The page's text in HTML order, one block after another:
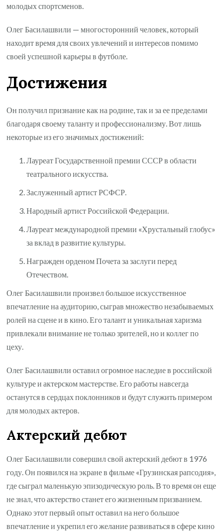
молодых спортсменов.
Олег Басилашвили — многосторонний человек, который
находит время для своих увлечений и интересов помимо
своей успешной карьеры в футболе.
Достижения
Он получил признание как на родине, так и за ее пределами
благодаря своему таланту и профессионализму. Вот лишь
некоторые из его значимых достижений:
Лауреат Государственной премии СССР в области
театрального искусства.
Заслуженный артист РСФСР.
Народный артист Российской Федерации.
Лауреат международной премии «Хрустальный глобус»
за вклад в развитие культуры.
Награжден орденом Почета за заслуги перед
Отечеством.
Олег Басилашвили произвел большое искусственное
впечатление на аудиторию, сыграв множество незабываемых
ролей на сцене и в кино. Его талант и уникальная харизма
привлекали внимание не только зрителей, но и коллег по
цеху.
Олег Басилашвили оставил огромное наследие в российской
культуре и актерском мастерстве. Его работы навсегда
останутся в сердцах поклонников и будут служить примером
для молодых актеров.
Актерский дебют
Олег Басилашвили совершил свой актерский дебют в 1976
году. Он появился на экране в фильме «Грузинская рапсодия»,
где сыграл маленькую эпизодическую роль. В то время он еще
не знал, что актерство станет его жизненным призванием.
Однако этот первый опыт оставил на него большое
впечатление и укрепил его желание развиваться в сфере кино